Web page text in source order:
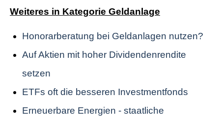
Weiteres in Kategorie Geldanlage
Honorarberatung bei Geldanlagen nutzen?
Auf Aktien mit hoher Dividendenrendite
setzen
ETFs oft die besseren Investmentfonds
Erneuerbare Energien - staatliche